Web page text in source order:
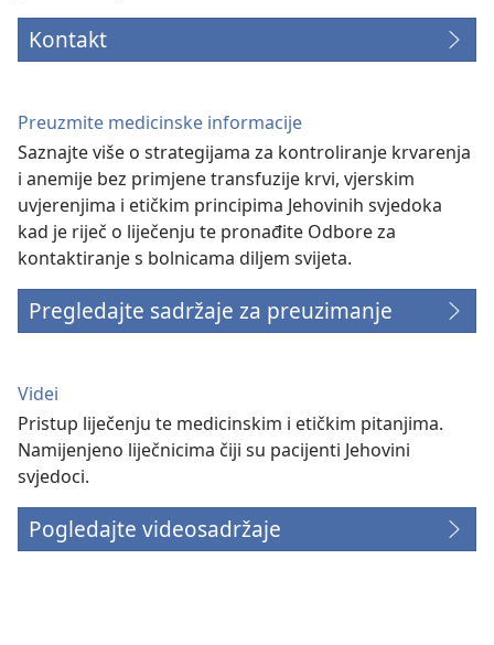
Kontakt
Preuzmite medicinske informacije
Saznajte više o strategijama za kontroliranje krvarenja
i anemije bez primjene transfuzije krvi, vjerskim
uvjerenjima i etičkim principima Jehovinih svjedoka
kad je riječ o liječenju te pronađite Odbore za
kontaktiranje s bolnicama diljem svijeta.
Pregledajte sadržaje za preuzimanje
Videi
Pristup liječenju te medicinskim i etičkim pitanjima.
Namijenjeno liječnicima čiji su pacijenti Jehovini
svjedoci.
Pogledajte videosadržaje